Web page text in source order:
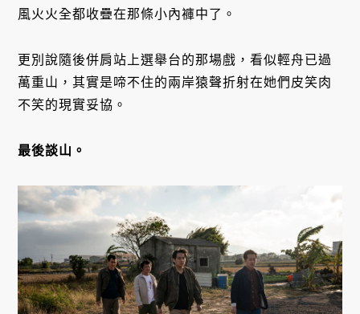
風火火全都收疊在那條小內褲中了。
更別說隨後併肩站上選舉台的那場戲，看似輕舟已過
萬重山，其實是啼不住的兩岸猿聲折射在她們皮笑肉
不笑的現實妥協。
最後談山。